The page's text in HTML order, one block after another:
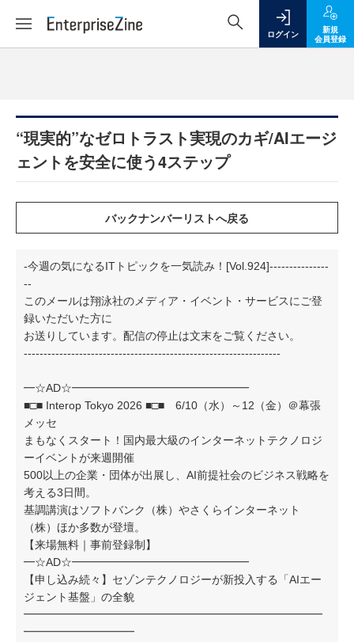
ログイン
新規
会員登録
“現実的”なゼロトラスト実現のカギ/AIエージ
ェントを安全に使う4ステップ
-今週の気になるITトピックを一気読み！[Vol.924]---------------
--
このメールは翔泳社のメディア・イベント・サービスにご登
録いただいた方に
お送りしています。配信の停止は文末をご覧ください。
-----------------------------------------------------------------
━☆AD☆━━━━━━━━━━━━━━━━
■□■ Interop Tokyo 2026 ■□■ 6/10（水）～12（金）＠幕張
メッセ
まもなくスタート！国内最大級のインターネットテクノロジ
ーイベントが来週開催
500以上の企業・団体が出展し、AI前提社会のビジネス戦略を
考える3日間。
基調講演はソフトバンク（株）やさくらインターネット
（株）ほか多数が登壇。
【来場無料｜事前登録制】
━☆AD☆━━━━━━━━━━━━━━━━
【申し込み続々】セゾンテクノロジーが新投入する「AIエー
ジェント基盤」の全貌
━━━━━━━━━━━━━━━━━━━━━━━━━━━
━━━━━━━━━━